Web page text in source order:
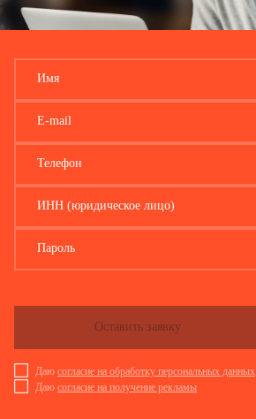
Имя
E-mail
Телефон
ИНН (юридическое лицо)
Пароль
Даю согласие на обработку персональных данных
Даю согласие на получение рекламы
Оставить заявку